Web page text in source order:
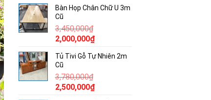
là:
Bàn Họp Chân Chữ U 3m
Cũ
3,450,000₫
Giá
là:
3,450,000₫.
2,000,000₫Giá
tại
Tủ Tivi Gỗ Tự Nhiên 2m
Cũ
3,780,000₫
Giá
2,500,000₫Giá